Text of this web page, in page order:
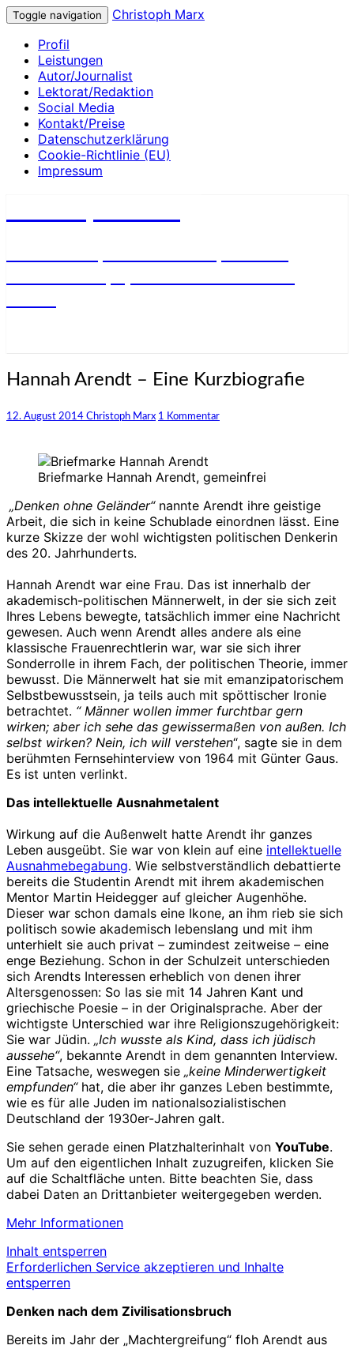
Toggle navigation
Christoph Marx
Profil
Leistungen
Autor/Journalist
Lektorat/Redaktion
Social Media
Kontakt/Preise
Datenschutzerklärung
Cookie-Richtlinie (EU)
Impressum
Hannah
–
Eine
Hannah Arendt – Eine Kurzbiografie
12. August 2014 Christoph Marx Kommentare
1 Kommentar
Briefmarke Hannah Arendt, gemeinfrei
„Denken ohne Geländer“nannte Arendt ihre geistige
Arbeit, die sich in keine Schublade einordnen lässt. Eine
kurze Skizze der wohl wichtigsten politischen Denkerin
des 20. Jahrhunderts.
Hannah Arendt war eine Frau. Das ist innerhalb der
akademisch-politischen Männerwelt, in der sie sich zeit
Ihres Lebens bewegte, tatsächlich immer eine Nachricht
gewesen. Auch wenn Arendt alles andere als eine
klassische Frauenrechtlerin war, war sie sich ihrer
Sonderrolle in ihrem Fach, der politischen Theorie, immer
bewusst. Die Männerwelt hat sie mit emanzipatorischem
Selbstbewusstsein, ja teils auch mit spöttischer Ironie
betrachtet. “ Männer wollen immer furchtbar gern
wirken; aber ich sehe das gewissermaßen von außen. Ich
selbst wirken? Nein, ich will verstehen“, sagte sie in dem
berühmten Fernsehinterview von 1964 mit Günter Gaus.
Es ist unten verlinkt.
Das intellektuelle Ausnahmetalent
Wirkung auf die Außenwelt hatte Arendt ihr ganzes
Leben ausgeübt. Sie war von klein auf eine intellektuelle
Ausnahmebegabung. Wie selbstverständlich debattierte
bereits die Studentin Arendt mit ihrem akademischen
Mentor Martin Heidegger auf gleicher Augenhöhe.
Dieser war schon damals eine Ikone, an ihm rieb sie sich
politisch sowie akademisch lebenslang und mit ihm
unterhielt sie auch privat – zumindest zeitweise – eine
enge Beziehung. Schon in der Schulzeit unterschieden
sich Arendts Interessen erheblich von denen ihrer
Altersgenossen: So las sie mit 14 Jahren Kant und
griechische Poesie – in der Originalsprache. Aber der
wichtigste Unterschied war ihre Religionszugehörigkeit:
Sie war Jüdin. „Ich wusste als Kind, dass ich jüdisch
aussehe“, bekannte Arendt in dem genannten Interview.
Eine Tatsache, weswegen sie „keine Minderwertigkeit
empfunden“hat, die aber ihr ganzes Leben bestimmte,
wie es für alle Juden im nationalsozialistischen
Deutschland der 1930er-Jahren galt.
Sie sehen gerade einen Platzhalterinhalt von YouTube.
Um auf den eigentlichen Inhalt zuzugreifen, klicken Sie
auf die Schaltfläche unten. Bitte beachten Sie, dass
dabei Daten an Drittanbieter weitergegeben werden.
Mehr Informationen
Inhalt entsperren
Erforderlichen Service akzeptieren und Inhalte
entsperren
Denken nach dem Zivilisationsbruch
Bereits im Jahr der „Machtergreifung“ floh Arendt aus